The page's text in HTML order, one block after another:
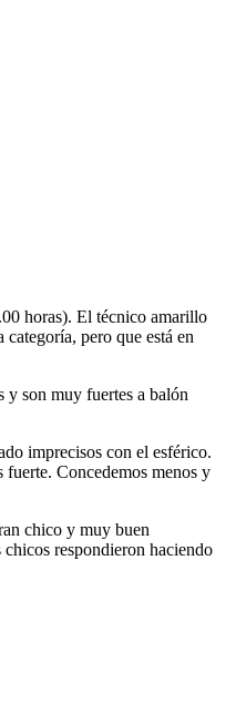
horas). El técnico amarillo
pero que está en
y son muy fuertes a balón
imprecisos con el esférico.
Concedemos menos y
chico y muy buen
respondieron haciendo